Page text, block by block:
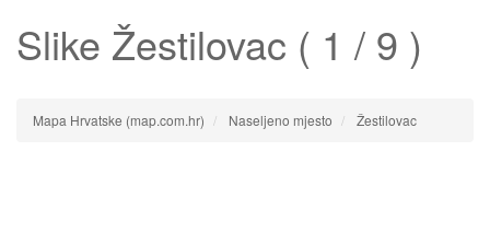
Slike Žestilovac ( 1 / 9 )
Mapa Hrvatske (map.com.hr) Naseljeno mjesto Žestilovac